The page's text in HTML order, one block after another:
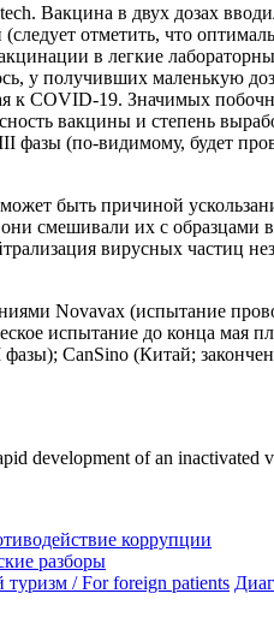
Вакцина в двух дозах
отметить, что
в легкие
у получивших маленькую
к COVID-19. Значимых
вакцины и степень
(по-видимому, будет
быть причиной
смешивали их с
вирусных частиц
Novavax (испытание
испытание до конца мая
CanSino (Китай;
development of an inactivated
коррупции
разборы
/ For foreign patients